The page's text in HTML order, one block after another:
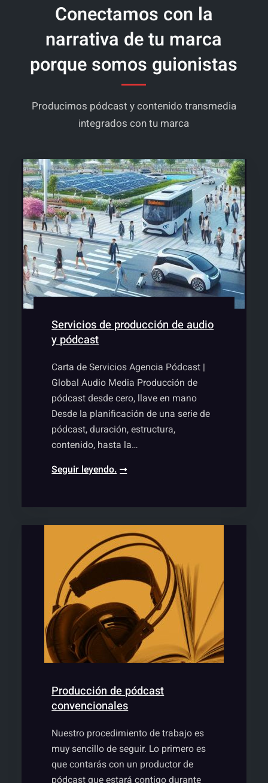
ahora
o
te
llamamos
Conectamos con la
narrativa de tu marca
porque somos guionistas
Producimos pódcast y contenido transmedia
integrados con tu marca
Servicios de producción de audio
y pódcast
Carta de Servicios Agencia Pódcast |
Global Audio Media Producción de
pódcast desde cero, llave en mano
Desde la planificación de una serie de
pódcast, duración, estructura,
contenido, hasta la…
Seguir leyendo.Productora
y
transmedia
–
Contacta
o
te
llamamos
Producción de pódcast
convencionales
Nuestro procedimiento de trabajo es
muy sencillo de seguir. Lo primero es
que contarás con un productor de
pódcast que estará contigo durante